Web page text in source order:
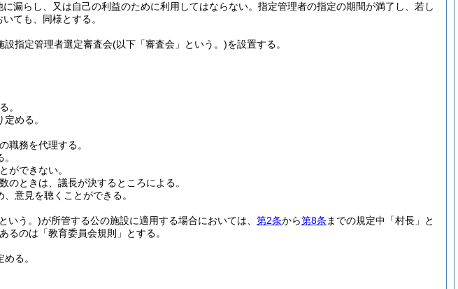
漏らし、又は自己の利益のために利用してはならない。 指定管理者の指定の期間が満了し、若し
ても、同様とする。
設指定管理者選定審査会(以下「審査会」という。)を設置する。
。
める。
職務を代理する。
ができない。
ときは、議長が決するところによる。
意見を聴くことができる。
いう。)が所管する公の施設に適用する場合においては、 第2条から第8条 までの規定中「村長」と
るのは「教育委員会規則」とする。
る。